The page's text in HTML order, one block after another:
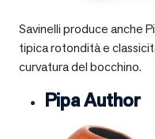
Savinelli produce anche
tipica rotondità e
curvatura del bocchino.
Pipa Author